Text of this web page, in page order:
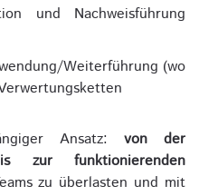
und Nachweisführung
Weiterführung (wo
Ansatz: von der
zur funktionierenden
zu überlasten und mit